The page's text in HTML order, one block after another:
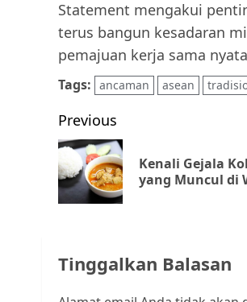
Statement mengakui
terus bangun kesadaran
pemajuan kerja sama
Tags: ancaman asean
Post
navigation
Previous
Kenali Gejala
yang Muncul di
Tinggalkan Balasan